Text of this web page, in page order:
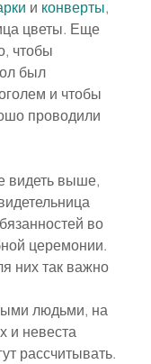
и конверты,
цветы. Еще
чтобы
был
и чтобы
проводили
видеть выше,
во
церемонии.
них так важно
людьми, на
и невеста
рассчитывать.